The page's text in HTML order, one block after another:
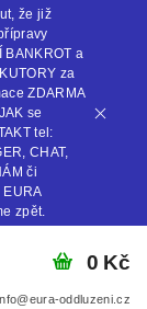
že již
BANKROT a
za
ZDARMA
se
tel:
CHAT,
či
zpět.
oddluzeni.cz
0 Kč